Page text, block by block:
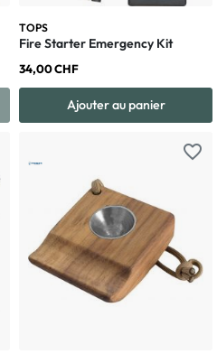
TOPS
Fire Starter Emergency Kit
34,00 CHF
Ajouter au panier
favorite_border